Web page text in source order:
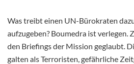
Was treibt einen UN-Bürokraten
aufzugeben? Boumedra ist verlegen.
den Briefings der Mission geglaubt.
galten als Terroristen, gefährliche